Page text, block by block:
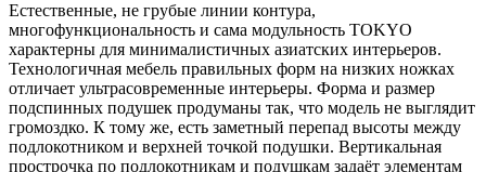
Естественные, не грубые линии контура,
многофункциональность и сама модульность TOKYO
характерны для минималистичных азиатских интерьеров.
Технологичная мебель правильных форм на низких ножках
отличает ультрасовременные интерьеры. Форма и размер
подспинных подушек продуманы так, что модель не выглядит
громоздко. К тому же, есть заметный перепад высоты между
подлокотником и верхней точкой подушки. Вертикальная
прострочка по подлокотникам и подушкам задаёт элементам